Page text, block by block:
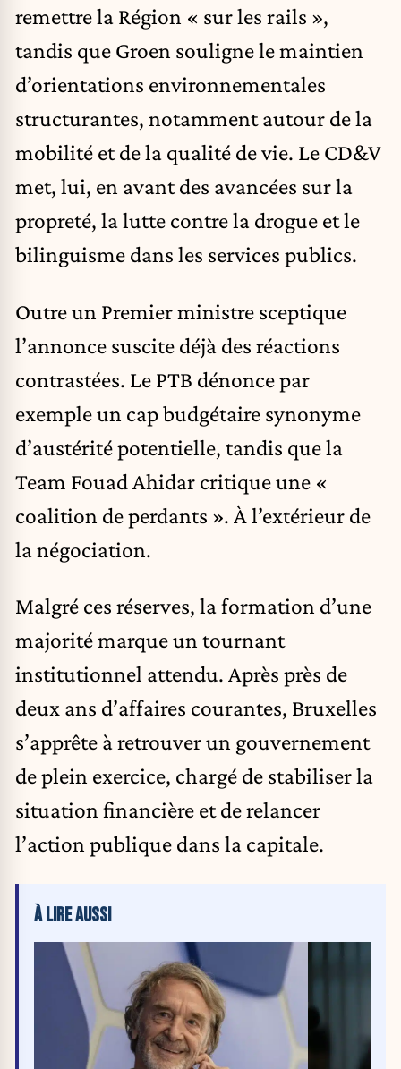
remettre la Région « sur les rails »,
tandis que Groen souligne le maintien
d’orientations environnementales
structurantes, notamment autour de la
mobilité et de la qualité de vie. Le CD&V
met, lui, en avant des avancées sur la
propreté, la lutte contre la drogue et le
bilinguisme dans les services publics.
Outre un Premier ministre sceptique
l’annonce suscite déjà des réactions
contrastées. Le PTB dénonce par
exemple un cap budgétaire synonyme
d’austérité potentielle, tandis que la
Team Fouad Ahidar critique une «
coalition de perdants ». À l’extérieur de
la négociation.
Malgré ces réserves, la formation d’une
majorité marque un tournant
institutionnel attendu. Après près de
deux ans d’affaires courantes, Bruxelles
s’apprête à retrouver un gouvernement
de plein exercice, chargé de stabiliser la
situation financière et de relancer
l’action publique dans la capitale.
À LIRE AUSSI